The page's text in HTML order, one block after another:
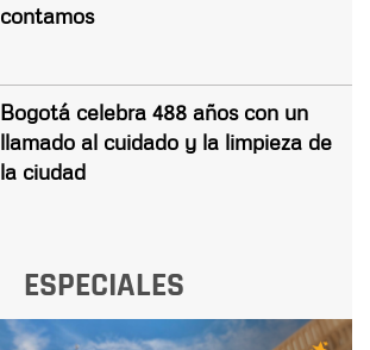
contamos
Bogotá celebra 488 años con un
llamado al cuidado y la limpieza de
la ciudad
ESPECIALES